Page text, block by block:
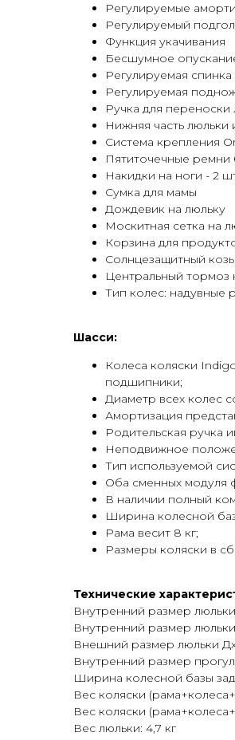
Регулируемые
Регулируемый
Функция укачивания
Бесшумное
Регулируемая спинка
Регулируемая
Ручка для переноски
Нижняя часть люльки
Система крепления
Пятиточечные ремни
Накидки на ноги - 2
Сумка для мамы
Дождевик на люльку
Москитная сетка на
Корзина для
Солнцезащитный
Центральный тормоз
Тип колес: надувные
Шасси:
Колеса коляски
подшипники;
Диаметр всех колес
Амортизация
Родительская ручка
Неподвижное
Тип используемой
Оба сменных модуля
В наличии полный
Ширина колесной
Рама весит 8 кг;
Размеры коляски в
Технические
Внутренний размер
Внутренний размер
Внешний размер люльки
Внутренний размер
Ширина колесной базы
Вес коляски
Вес коляски
Вес люльки: 4,7 кг